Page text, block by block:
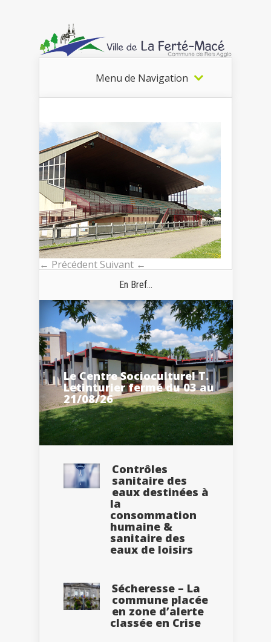
Menu de Navigation
← Précédent Suivant ←
En Bref...
Le Centre Socioculturel T.
Letinturier fermé du 03 au
21/08/26
Contrôles
sanitaire des
eaux destinées à
la
consommation
humaine &
sanitaire des
eaux de loisirs
Sécheresse – La
commune placée
en zone d’alerte
classée en Crise